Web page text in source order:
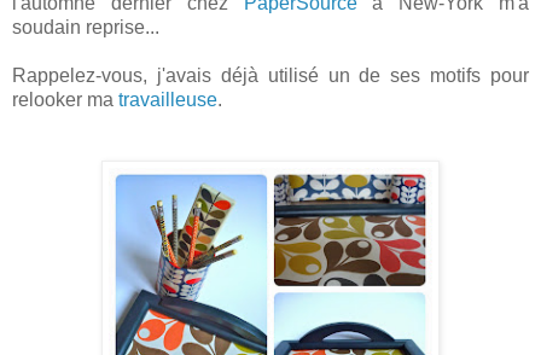
soudain reprise...
Rappelez-vous, j'avais déjà utilisé un de ses motifs pour
relooker ma travailleuse.